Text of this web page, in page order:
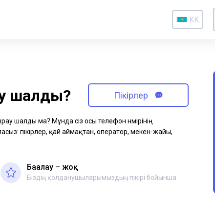
KK
шалды? Пікірлер
шалды ма? Мұнда сіз осы телефон нөмірінің
пікірлер, қай аймақтан, оператор, мекен-жайы,
Бағалау – жоқ
Біздің қолданушыларымыздың пікірі бойынша